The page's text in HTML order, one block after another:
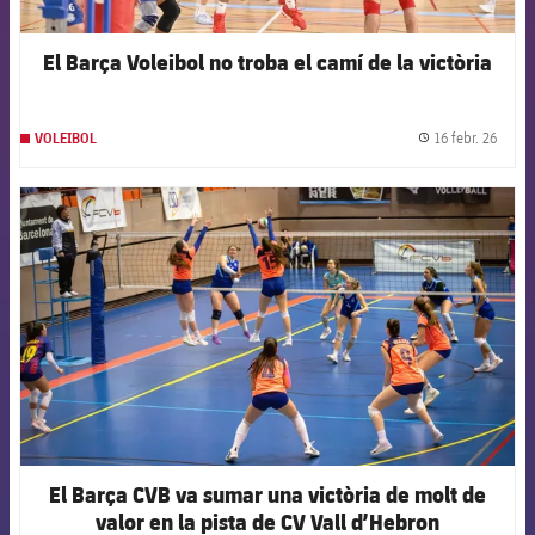
El Barça Voleibol no troba el camí de la victòria
VOLEIBOL 16 febr. 26
FCB Barcelona badge
El Barça CVB va sumar una victòria de molt de
valor en la pista de CV Vall d’Hebron